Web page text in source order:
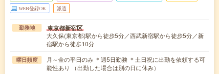
WEB登録OK 派遣
勤務地 東京都新宿区
大久保(東京都)駅から徒歩5分／西武新宿駅から徒歩5分／新
宿駅から徒歩10分
曜日頻度
月～金の平日のみ ＊週5日勤務 ＊土日祝に出勤を依頼する可
能性あり （出勤した場合は別の日に休み）